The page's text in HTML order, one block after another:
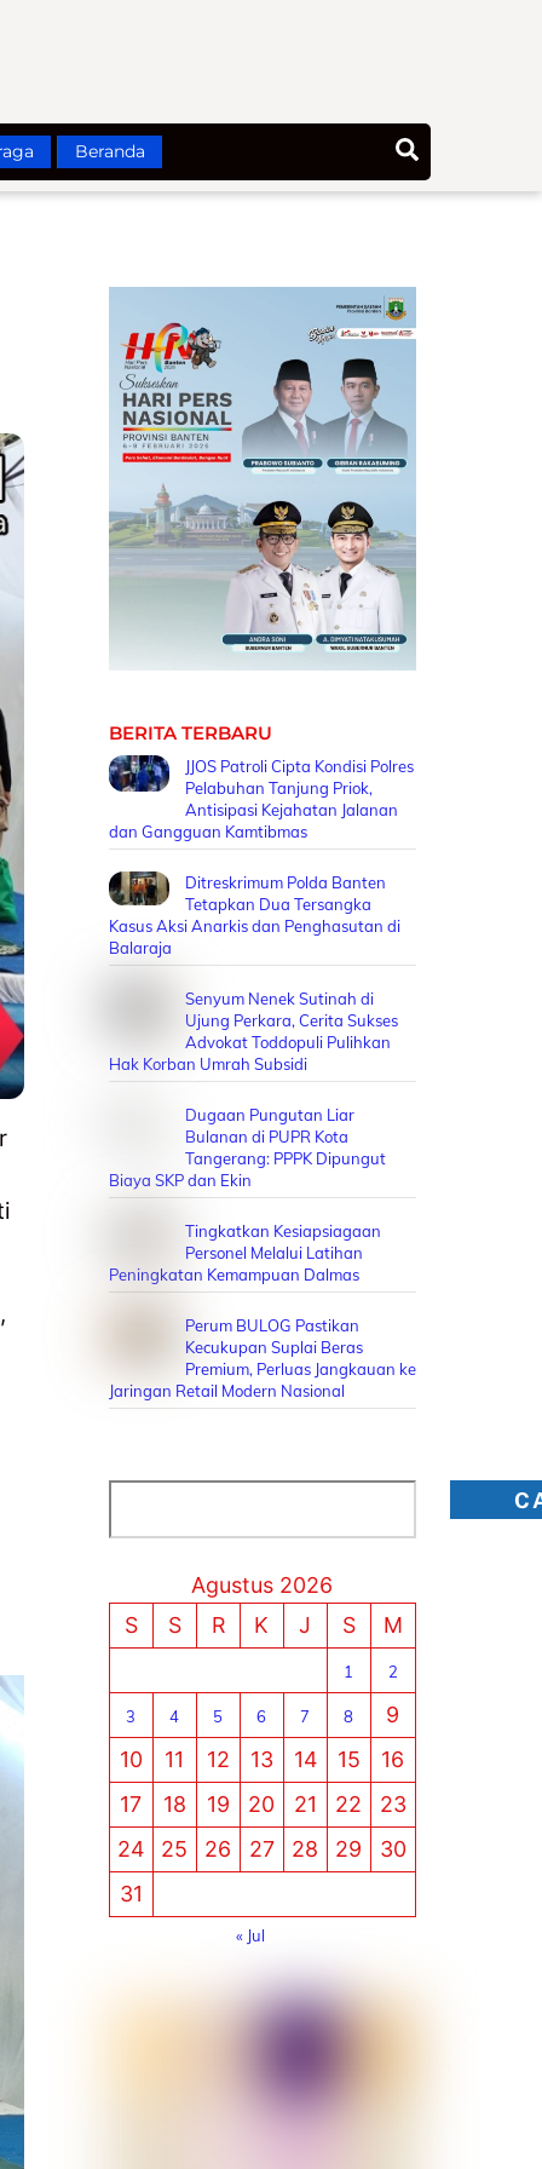
Beranda
BERITA TERBARU
JJOS Patroli Cipta Kondisi Polres
Pelabuhan Tanjung Priok,
Antisipasi Kejahatan Jalanan
dan Gangguan Kamtibmas
Ditreskrimum Polda Banten
Tetapkan Dua Tersangka
Kasus Aksi Anarkis dan Penghasutan di
Balaraja
Senyum Nenek Sutinah di
Ujung Perkara, Cerita Sukses
Advokat Toddopuli Pulihkan
Hak Korban Umrah Subsidi
Dugaan Pungutan Liar
Bulanan di PUPR Kota
Tangerang: PPPK Dipungut
Biaya SKP dan Ekin
Tingkatkan Kesiapsiagaan
Personel Melalui Latihan
Peningkatan Kemampuan Dalmas
Perum BULOG Pastikan
Kecukupan Suplai Beras
Premium, Perluas Jangkauan ke
Jaringan Retail Modern Nasional
Agustus 2026
S
S R K J S M
1 2
3 4 5 6 7 8
9
10
11 12 13 14 15
16
17
18 19 20 21 22
23
24
25 26 27 28 29
30
31
« Jul